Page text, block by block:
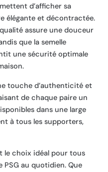
d’afficher sa
élégante et décontractée.
assure une douceur
que la semelle
une sécurité optimale
touche d’authenticité et
de chaque paire un
dans une large
à tous les supporters,
le choix idéal pour tous
au quotidien. Que